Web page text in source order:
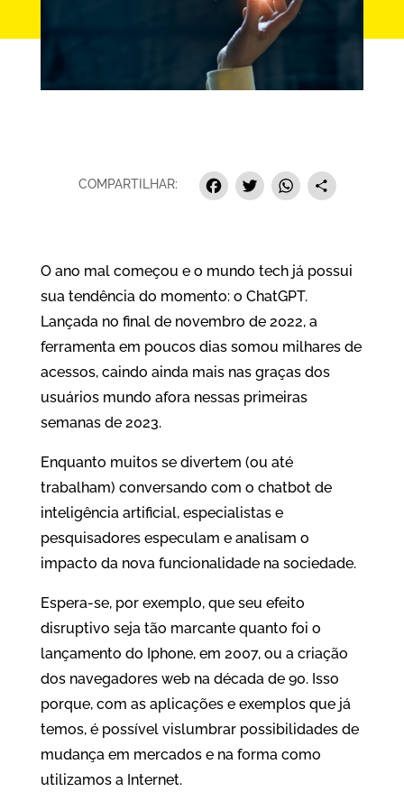
COMPARTILHAR: Facebook
Twitter
O ano mal começou e o mundo tech já possui
sua tendência do momento: o ChatGPT.
Lançada no final de novembro de 2022, a
ferramenta em poucos dias somou milhares de
acessos, caindo ainda mais nas graças dos
usuários mundo afora nessas primeiras
semanas de 2023.
Enquanto muitos se divertem (ou até
trabalham) conversando com o chatbot de
inteligência artificial, especialistas e
pesquisadores especulam e analisam o
impacto da nova funcionalidade na sociedade.
Espera-se, por exemplo, que seu efeito
disruptivo seja tão marcante quanto foi o
lançamento do Iphone, em 2007, ou a criação
dos navegadores web na década de 90. Isso
porque, com as aplicações e exemplos que já
temos, é possível vislumbrar possibilidades de
mudança em mercados e na forma como
utilizamos a Internet.